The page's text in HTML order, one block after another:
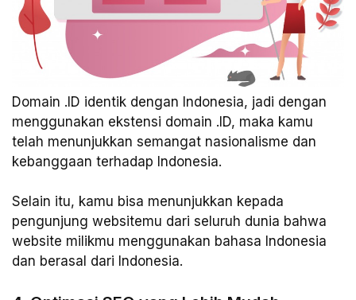
Domain .ID identik dengan Indonesia, jadi dengan
menggunakan ekstensi domain .ID, maka kamu
telah menunjukkan semangat nasionalisme dan
kebanggaan terhadap Indonesia.
Selain itu, kamu bisa menunjukkan kepada
pengunjung websitemu dari seluruh dunia bahwa
website milikmu menggunakan bahasa Indonesia
dan berasal dari Indonesia.